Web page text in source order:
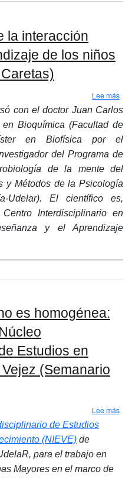
la interacción
de los niños
Lee más
con el doctor Juan Carlos
Bioquímica (Facultad de
en Biofísica por el
del Programa de
de la mente del
y Métodos de la Psicología
Udelar). El científico es,
Interdisciplinario en
y el Aprendizaje
es homogénea:
Estudios en
(Semanario
Lee más
de Estudios
(NIEVE) de
para el trabajo en
Mayores en el marco de